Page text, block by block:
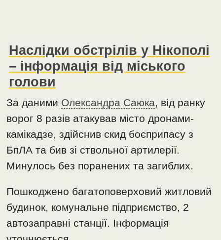
Наслідки обстрілів у Нікополі
– інформація від міського
голови
За даними Олександра Саюка, від ранку
ворог 8 разів атакував місто дронами-
камікадзе, здійснив скид боєприпасу з
БпЛА та бив зі ствольної артилерії.
Минулось без поранених та загиблих.
Пошкоджено багатоповерховий житловий
будинок, комунальне підприємство, 2
автозаправні станції. Інформація